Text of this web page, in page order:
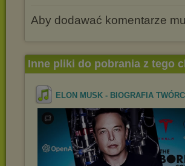
Aby dodawać komentarze
Inne pliki do pobrania z tego
ELON MUSK - BIOGRAFIA